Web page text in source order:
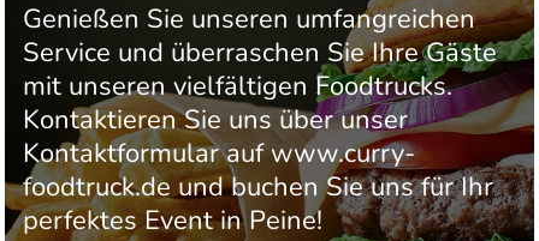
Genießen Sie unseren umfangreichen
Service und überraschen Sie Ihre Gäste
mit unseren vielfältigen Foodtrucks.
Kontaktieren Sie uns über unser
Kontaktformular auf www.curry-
foodtruck.de und buchen Sie uns für Ihr
perfektes Event in Peine!